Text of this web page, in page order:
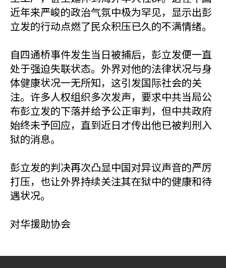
近年来严峻的政治气氛中极为罕见，显示出彭
立发的行动点燃了民众积压已久的不满情绪。
自四通桥事件发生当日被捕后，彭立发便一直
处于强迫失联状态。外界对他的法律状况与身
体健康状况一无所知，这引发国际社会的关
注。许多人权组织多次发声，要求中共当局公
布彭立发的下落并给予公正审判，但中共政府
始终未予回应，直到近日才传出他已被判刑入
狱的消息。
彭立发的判决再次凸显中国对异议声音的严厉
打压，也让外界持续关注其在狱中的健康和待
遇状况。
对华援助协会